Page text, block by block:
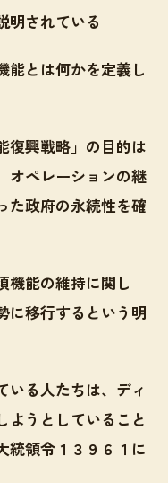
明されている
能とは何かを定義し
復興戦略」の目的は
オペレーションの継
た政府の永続性を確
機能の維持に関し
に移行するという明
いる人たちは、ディ
ようとしていること
統領令１３９６１に